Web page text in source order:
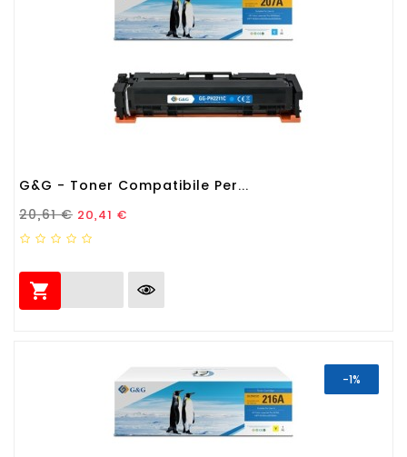
G&G - Toner Compatibile Per...
Prezzo Standard
20,61 € Prezzo
20,41 €

-1%